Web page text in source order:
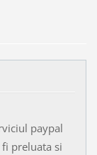
paypal
preluata si